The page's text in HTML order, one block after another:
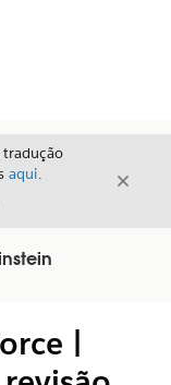
tradução
aqui.
Fechar
|